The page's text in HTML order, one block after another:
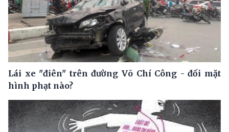
Lái xe "điên" trên đường Võ Chí Công - đối mặt
hình phạt nào?